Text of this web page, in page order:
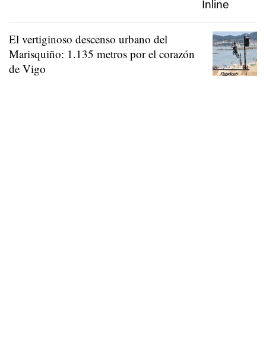
El vertiginoso descenso urbano del
Marisquiño: 1.135 metros por el corazón
de Vigo